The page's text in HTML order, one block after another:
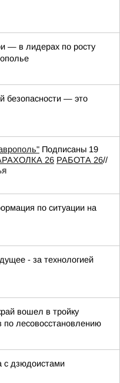
— в лидерах по росту
безопасности — это
Подписаны 19
26 РАБОТА 26//
по ситуации на
- за технологией
вошел в тройку
по лесовосстановлению
с дзюдоистами